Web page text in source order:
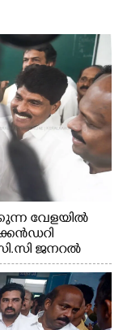
വേളയിൽ
ജനറൽ
കുരുന്നിനെ
എക്സൈസ്
ടി. സിദ്ദിഖ്,
സമീപം